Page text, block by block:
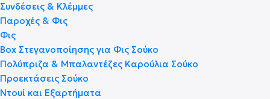
Συνδέσεις & Κλέμμες
Παροχές & Φις
Φις
Box Στεγανοποίησης για Φις Σούκο
Πολύπριζα & Μπαλαντέζες Καρούλια Σούκο
Προεκτάσεις Σούκο
Ντουί και Εξαρτήματα